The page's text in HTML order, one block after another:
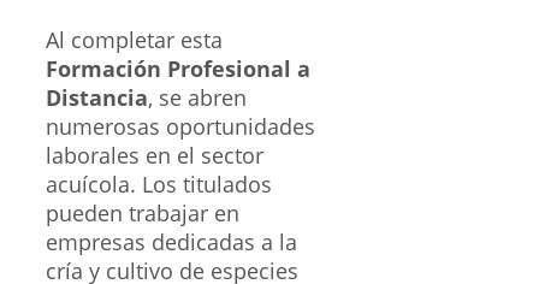
Al completar esta
Formación Profesional a
Distancia, se abren
numerosas oportunidades
laborales en el sector
acuícola. Los titulados
pueden trabajar en
empresas dedicadas a la
cría y cultivo de especies